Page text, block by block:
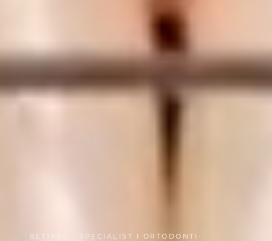
BETTFEL · SPECIALIST I ORTODONTI